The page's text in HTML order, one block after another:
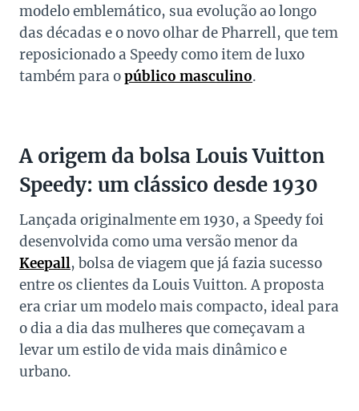
modelo emblemático, sua evolução ao longo
das décadas e o novo olhar de Pharrell, que tem
reposicionado a Speedy como item de luxo
também para opúblico masculino.
A origem da bolsa Louis Vuitton
Speedy: um clássico desde 1930
Lançada originalmente em 1930, a Speedy foi
desenvolvida como uma versão menor da
Keepall, bolsa de viagem que já fazia sucesso
entre os clientes da Louis Vuitton. A proposta
era criar um modelo mais compacto, ideal para
o dia a dia das mulheres que começavam a
levar um estilo de vida mais dinâmico e
urbano.